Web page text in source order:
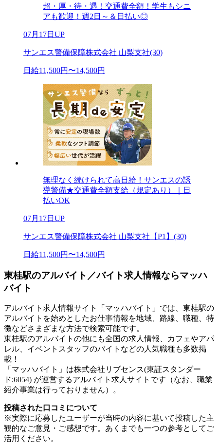
超・厚・待・遇！交通費全額！学生もシニ
アも歓迎！週2日～＆日払い◎
07月17日UP
サンエス警備保障株式会社 山梨支社(30)
日給11,500円〜14,500円
無理なく続けられて高日給！サンエスの誘
導警備★交通費全額支給（規定あり）｜日
払いOK
07月17日UP
サンエス警備保障株式会社 山梨支社【P1】(30)
日給11,500円〜14,500円
東桂駅のアルバイト／バイト求人情報ならマッハ
バイト
アルバイト求人情報サイト「マッハバイト」では、東桂駅の
アルバイトを始めとしたお仕事情報を地域、路線、職種、特
徴などさまざまな方法で検索可能です。
東桂駅のアルバイトの他にも全国の求人情報、カフェやアパ
レル、イベントスタッフのバイトなどの人気職種も多数掲
載！
「マッハバイト」は株式会社リブセンス(東証スタンダー
ド:6054) が運営するアルバイト求人サイトです（なお、職業
紹介事業は行っておりません）。
投稿された口コミについて
※実際に応募したユーザーが当時の内容に基いて投稿した主
観的なご意見・ご感想です。あくまでも一つの参考としてご
活用ください。